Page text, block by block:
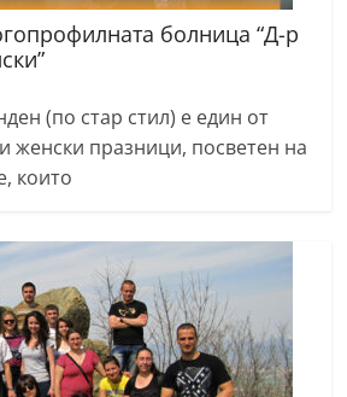
болница “Д-р
(по стар стил) е един от
женски празници, посветен на
които